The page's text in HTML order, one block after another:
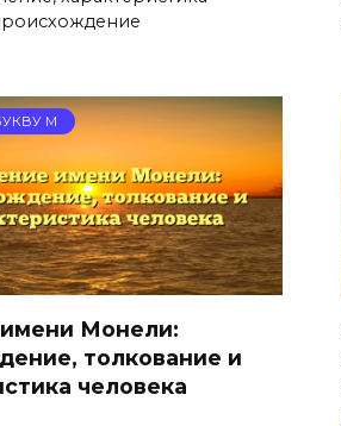
М
Монели:
толкование и
человека